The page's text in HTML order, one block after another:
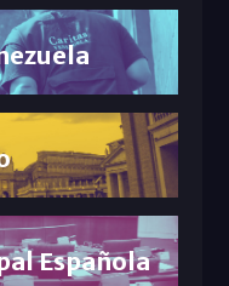
Española